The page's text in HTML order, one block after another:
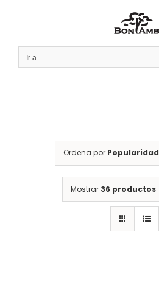
Ir a...
Ordena por Popularidad
Mostrar 36 productos